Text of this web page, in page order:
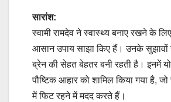
सारांश:
स्वामी रामदेव ने स्वास्थ्य बनाए रखने के
आसान उपाय साझा किए हैं। उनके सुझावों
ब्रेन की सेहत बेहतर बनी रहती है। इनमें
पौष्टिक आहार को शामिल किया गया है, जो
में फिट रहने में मदद करते हैं।